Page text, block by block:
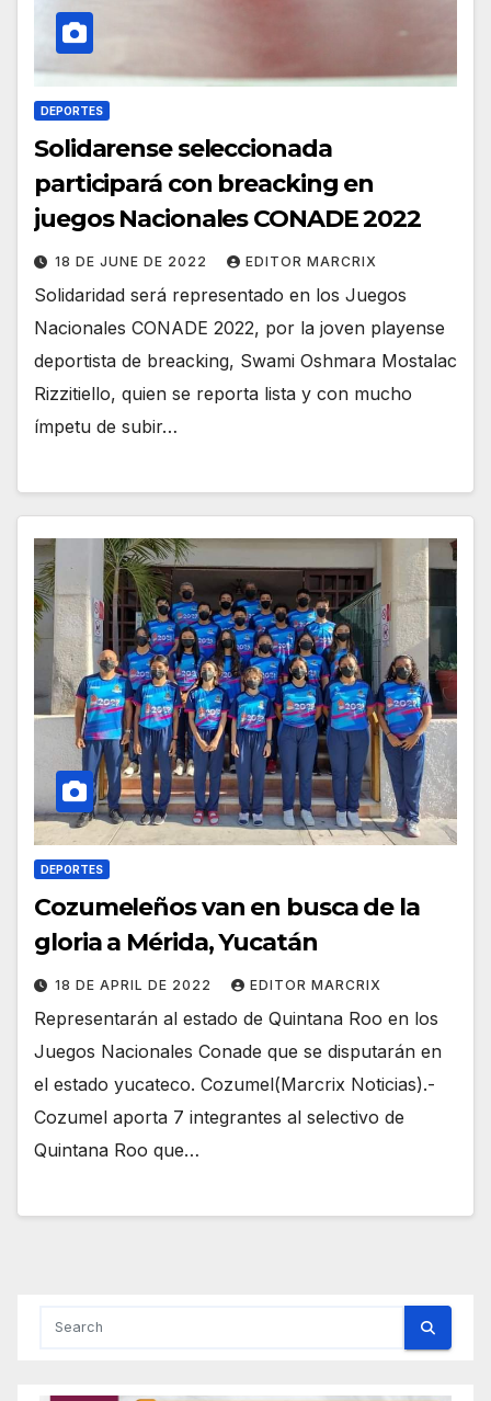
DEPORTES
Solidarense seleccionada
participará con breacking en
juegos Nacionales CONADE 2022
18 DE JUNE DE 2022 EDITOR MARCRIX
Solidaridad será representado en los Juegos
Nacionales CONADE 2022, por la joven playense
deportista de breacking, Swami Oshmara Mostalac
Rizzitiello, quien se reporta lista y con mucho
ímpetu de subir…
DEPORTES
Cozumeleños van en busca de la
gloria a Mérida, Yucatán
18 DE APRIL DE 2022 EDITOR MARCRIX
Representarán al estado de Quintana Roo en los
Juegos Nacionales Conade que se disputarán en
el estado yucateco. Cozumel(Marcrix Noticias).-
Cozumel aporta 7 integrantes al selectivo de
Quintana Roo que…